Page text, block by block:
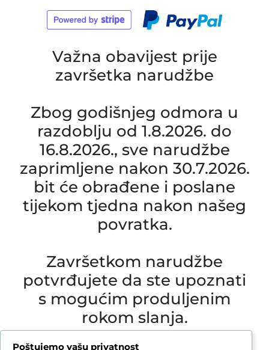
Važna obavijest prije
završetka narudžbe
Zbog godišnjeg odmora u
razdoblju od 1.8.2026. do
16.8.2026., sve narudžbe
zaprimljene nakon 30.7.2026.
bit će obrađene i poslane
tijekom tjedna nakon našeg
povratka.
Završetkom narudžbe
potvrđujete da ste upoznati
s mogućim produljenim
rokom slanja.
Due to our annual holiday from 1 August 2026 to
Poštujemo vašu privatnost